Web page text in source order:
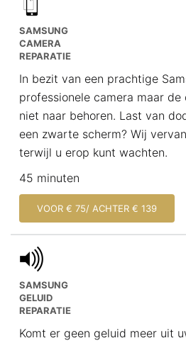
SAMSUNG
CAMERA
REPARATIE
In bezit van een prachtige
professionele camera maar
niet naar behoren. Last van
een zwarte scherm? Wij
terwijl u erop kunt wachten.
45 minuten
VOOR € 75/ ACHTER € 139
SAMSUNG
GELUID
REPARATIE
Komt er geen geluid meer uit